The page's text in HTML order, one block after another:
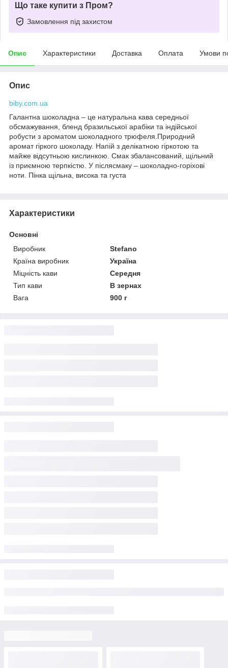
Що таке купити з Пром?
Замовлення під захистом
Опис Характеристики Доставка Оплата Умови
Опис
biby.com.ua
Галантна шоколадна – це натуральна кава середньої
обсмажування, бленд бразильської арабіки та індійської
робусти з ароматом шоколадного трюфеля.Природний
аромат гіркого шоколаду. Напій з делікатною гіркотою та
майже відсутньою кислинкою. Смак збалансований, щільний
із приємною терпкістю. У післясмаку – шоколадно-горіхові
ноти. Пінка щільна, висока та густа
Характеристики
Основні
Виробник
Stefano
Країна виробник
Україна
Міцність кави
Середня
Тип кави
В зернах
Вага
900 г